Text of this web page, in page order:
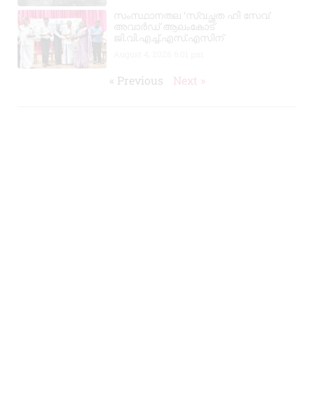
സംസ്ഥാനതല ‘സ്വച്ഛത ഹി സേവ’
അവാർഡ് ആലംകോട്
ജി.വി.എച്ച്.എസ്.എസിന്
« Previous Next »